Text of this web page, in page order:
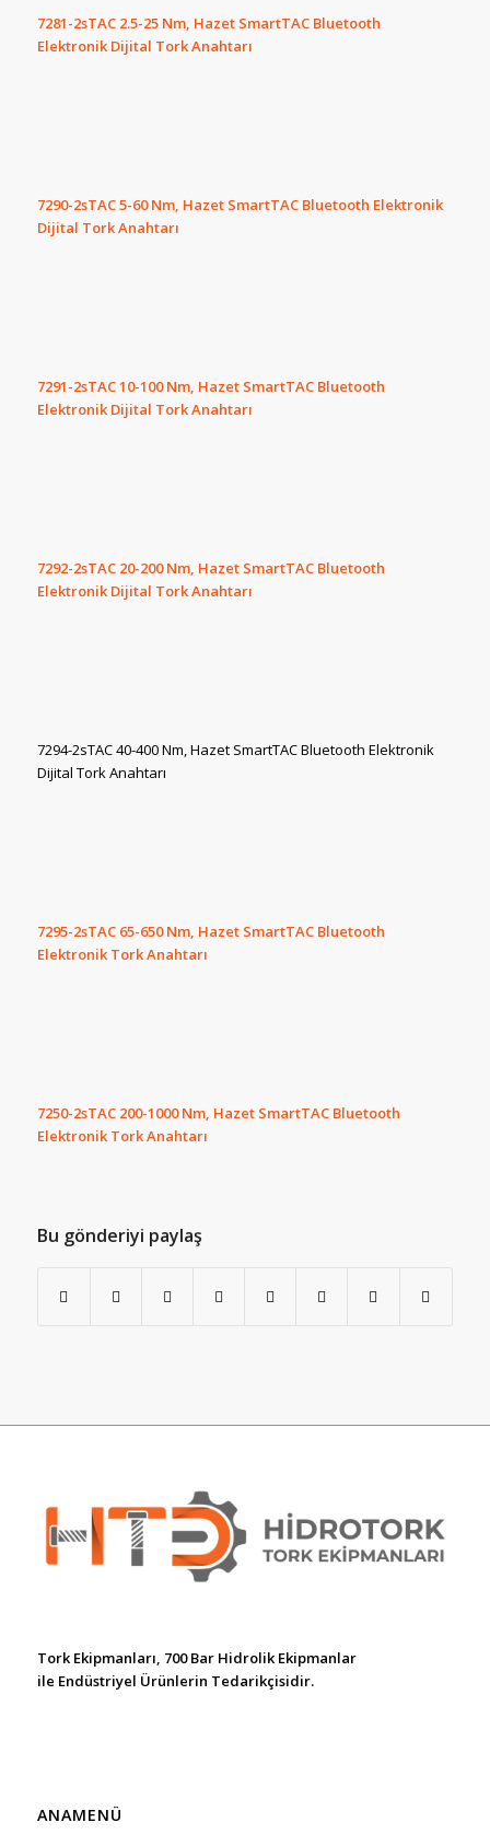
7281-2sTAC 2.5-25 Nm, Hazet SmartTAC Bluetooth
Elektronik Dijital Tork Anahtarı
7290-2sTAC 5-60 Nm, Hazet SmartTAC Bluetooth Elektronik
Dijital Tork Anahtarı
7291-2sTAC 10-100 Nm, Hazet SmartTAC Bluetooth
Elektronik Dijital Tork Anahtarı
7292-2sTAC 20-200 Nm, Hazet SmartTAC Bluetooth
Elektronik Dijital Tork Anahtarı
7294-2sTAC 40-400 Nm, Hazet SmartTAC Bluetooth Elektronik
Dijital Tork Anahtarı
7295-2sTAC 65-650 Nm, Hazet SmartTAC Bluetooth
Elektronik Tork Anahtarı
7250-2sTAC 200-1000 Nm, Hazet SmartTAC Bluetooth
Elektronik Tork Anahtarı
Bu gönderiyi paylaş
Tork Ekipmanları, 700 Bar Hidrolik Ekipmanlar
ile Endüstriyel Ürünlerin Tedarikçisidir.
ANAMENÜ